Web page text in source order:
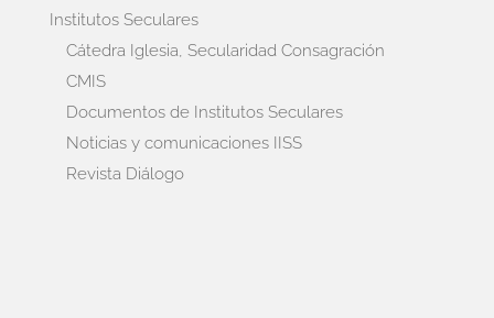
Institutos Seculares
Cátedra Iglesia, Secularidad Consagración
CMIS
Documentos de Institutos Seculares
Noticias y comunicaciones IISS
Revista Diálogo